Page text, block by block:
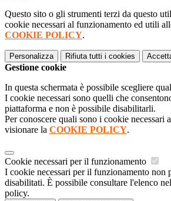
Questo sito o gli strumenti terzi da questo
cookie necessari al funzionamento ed utili
COOKIE POLICY.
Personalizza Rifiuta tutti i cookies
Gestione cookie
In questa schermata è possibile scegliere
I cookie necessari sono quelli che
piattaforma e non è possibile disabilitarli.
Per conoscere quali sono i cookie necessari
visionare la COOKIE POLICY.
Cookie necessari per il funzionamento
I cookie necessari per il funzionamento non
disabilitati. È possibile consultare l'elenco
policy.